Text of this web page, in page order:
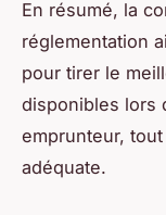
En résumé, la
réglementation
pour tirer le
disponibles lors
emprunteur,
adéquate.